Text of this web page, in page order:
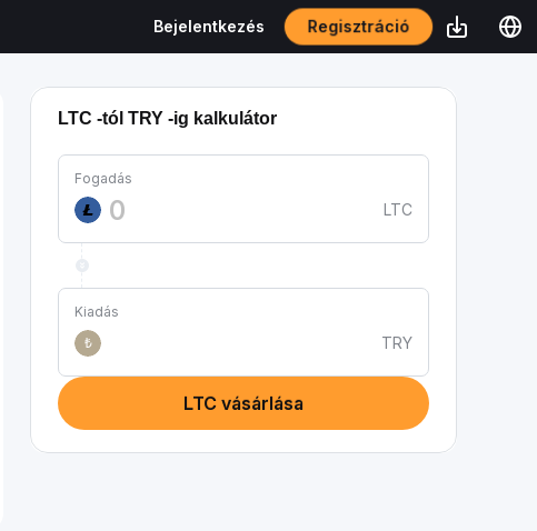
Bejelentkezés Regisztráció
LTC -tól TRY -ig kalkulátor
Fogadás
LTC
Kiadás
₺
TRY
LTC vásárlása